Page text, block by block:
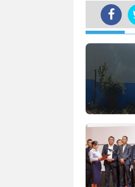
TERKINI